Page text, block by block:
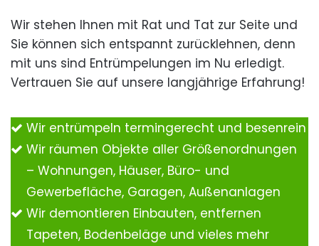
Wir stehen Ihnen mit Rat und Tat zur Seite und
Sie können sich entspannt zurücklehnen, denn
mit uns sind Entrümpelungen im Nu erledigt.
Vertrauen Sie auf unsere langjährige Erfahrung!
Wir entrümpeln termingerecht und besenrein
Wir räumen Objekte aller Größenordnungen
– Wohnungen, Häuser, Büro- und
Gewerbefläche, Garagen, Außenanlagen
Wir demontieren Einbauten, entfernen
Tapeten, Bodenbeläge und vieles mehr